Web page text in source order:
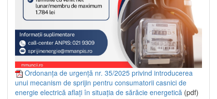
Ordonanța de urgență nr. 35/2025 privind introducerea
unui mecanism de sprijin pentru consumatorii casnici de
energie electrică aflați în situația de sărăcie energetică (pdf)